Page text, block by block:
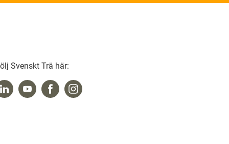
Svenskt Trä här: